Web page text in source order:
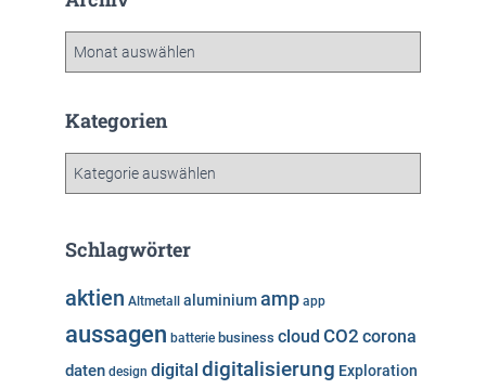
h
Kategorien
g
r
i
n
Schlagwörter
aktien Altmetall aluminiumamp app
aussagen batterie business cloud CO2 corona
daten design digital digitalisierung Exploration